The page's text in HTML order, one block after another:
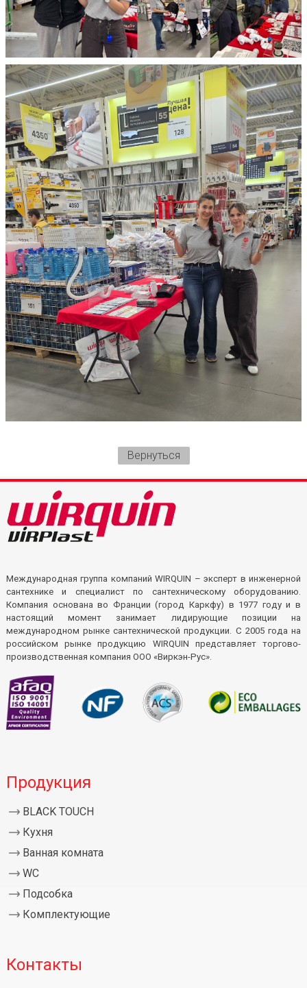
Вернуться
Международная группа компаний WIRQUIN – эксперт в инженерной
сантехнике и специалист по сантехническому оборудованию.
Компания основана во Франции (город Каркфу) в 1977 году и в
настоящий момент занимает лидирующие позиции на
международном рынке сантехнической продукции. С 2005 года на
российском рынке продукцию WIRQUIN представляет торгово-
производственная компания ООО «Виркэн-Рус».
Продукция
BLACK TOUCH
Кухня
Ванная комната
WC
Подсобка
Комплектующие
Контакты